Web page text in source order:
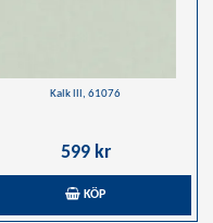
Kalk lll, 61076
599 kr
KÖP